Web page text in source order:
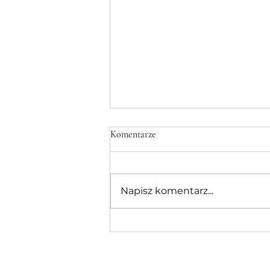
Wszystko o Tandoor!
Komentarze
Napisz komentarz...